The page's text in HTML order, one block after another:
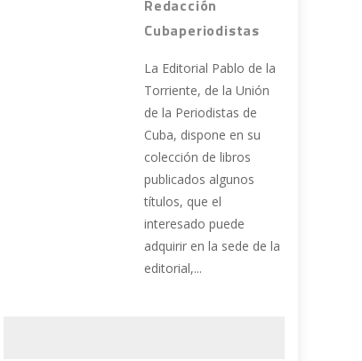
Redacción
Cubaperiodistas
La Editorial Pablo de la
Torriente, de la Unión
de la Periodistas de
Cuba, dispone en su
colección de libros
publicados algunos
títulos, que el
interesado puede
adquirir en la sede de la
editorial,...